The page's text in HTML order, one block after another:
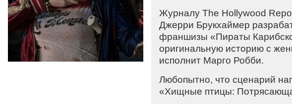
Журналу The Hollywood
Джерри Брукхаймер
франшизы «Пираты
оригинальную историю с
исполнит Марго Робби.
Любопытно, что сценарий
«Хищные птицы: